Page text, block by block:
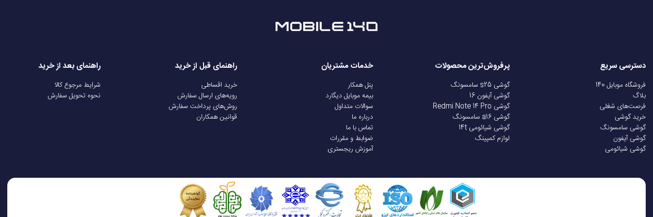
دسترسی سریع
فروشگاه موبایل 140
بلاگ
فرصت‌های شغلی
خرید گوشی
گوشی سامسونگ
گوشی آیفون
گوشی شیائومی
پرفروش‌ترین محصولات
گوشی s25 سامسونگ
گوشی آیفون 16
گوشی Redmi Note 14 Pro
گوشی a16 سامسونگ
گوشی شیائومی 14t
لوازم کمپینگ
خدمات مشتریان
پنل همکار
بیمه موبایل دیگارد
سوالات متداول
درباره ما
تماس با ما
ضوابط و مقررات
آموزش ریجستری
راهنمای قبل از خرید
خرید اقساطی
رویه‌های ارسال سفارش
روش‌های پرداخت سفارش
قوانین همکاران
راهنمای بعد از خرید
شرایط مرجوع کالا
نحوه تحویل سفارش